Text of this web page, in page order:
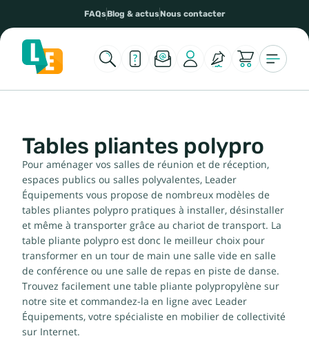
FAQsBlog & actusNous contacter
Tables pliantes polypro
Pour aménager vos salles de réunion et de réception,
espaces publics ou salles polyvalentes, Leader
Équipements vous propose de nombreux modèles de
tables pliantes polypro pratiques à installer, désinstaller
et même à transporter grâce au chariot de transport. La
table pliante polypro est donc le meilleur choix pour
transformer en un tour de main une salle vide en salle
de conférence ou une salle de repas en piste de danse.
Trouvez facilement une table pliante polypropylène sur
notre site et commandez-la en ligne avec Leader
Équipements, votre spécialiste en mobilier de collectivité
sur Internet.